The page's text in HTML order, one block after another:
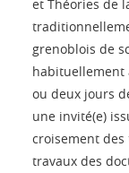
et Théories de
grenoblois de
habituellement
ou deux jours
une invité(e)
croisement
travaux des